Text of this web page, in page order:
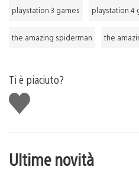
playstation 3 games playstation 4
the amazing spiderman the
Ti è piaciuto?
Mi
piace
Ultime novità